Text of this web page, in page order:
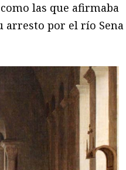
las que afirmaba
arresto por el río Sena